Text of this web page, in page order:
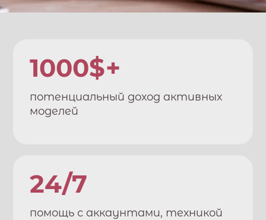
1000$+
потенциальный доход активных
моделей
24/7
помощь с аккаунтами, техникой